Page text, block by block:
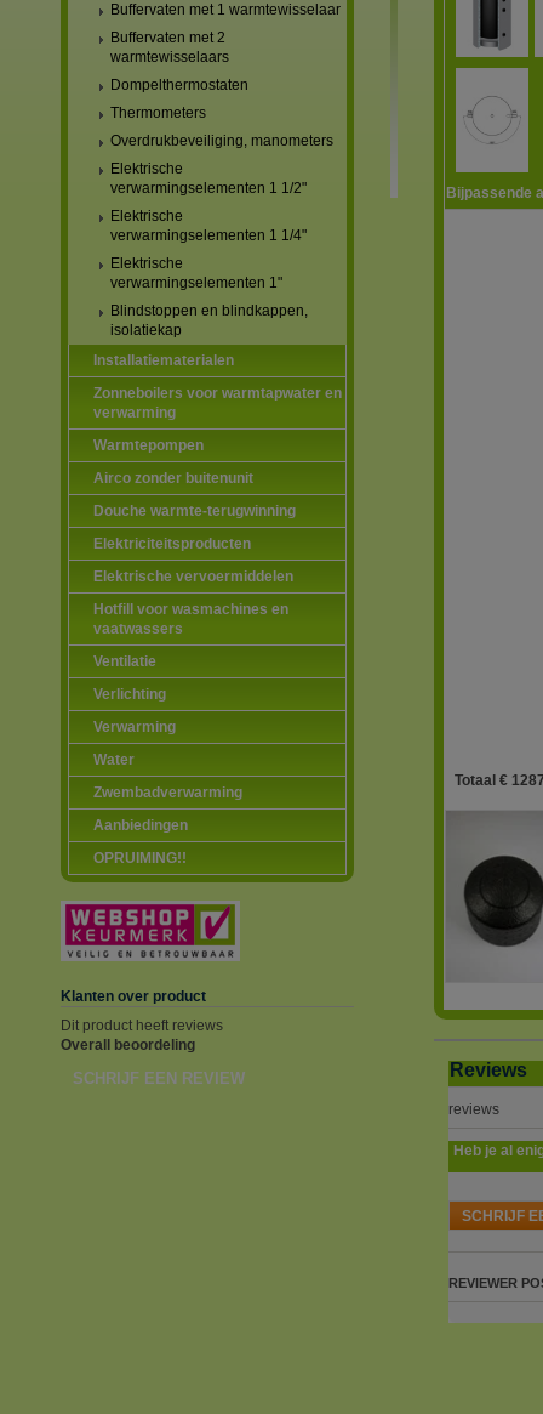
Buffervaten met 1 warmtewisselaar
Buffervaten met 2
warmtewisselaars
Dompelthermostaten
Thermometers
Overdrukbeveiliging, manometers
Elektrische
verwarmingselementen 1 1/2"
Elektrische
verwarmingselementen 1 1/4"
Elektrische
verwarmingselementen 1"
Blindstoppen en blindkappen,
isolatiekap
Installatiematerialen
Zonneboilers voor warmtapwater en
verwarming
Warmtepompen
Airco zonder buitenunit
Douche warmte-terugwinning
Elektriciteitsproducten
Elektrische vervoermiddelen
Hotfill voor wasmachines en
vaatwassers
Ventilatie
Verlichting
Verwarming
Water
Zwembadverwarming
Aanbiedingen
OPRUIMING!!
Klanten over product
Dit product heeft reviews
Overall beoordeling
SCHRIJF EEN REVIEW
Totaal €
Bijpassende
Reviews
reviews
Heb je al
SCHRIJF
REVIEWER